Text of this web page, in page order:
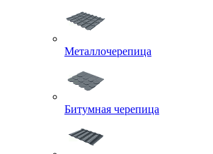
Металлочерепица
Битумная черепица